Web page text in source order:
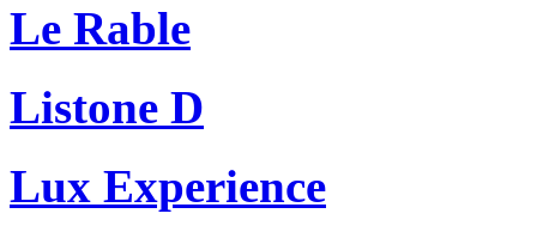
Le Rable
Listone D
Lux Experience